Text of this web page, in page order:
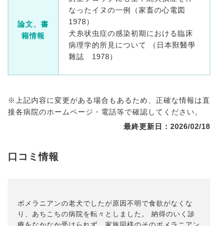
論文、書
籍情報
なったイヌの一例（家畜の心電図
1978）
犬糸状虫症の感染初期における臨床
病理学的所見について （日本獸醫學
雜誌 1978）
※上記内容に変更がある場合もあるため、正確な情報は直
接各病院のホームページ・電話等で確認してください。
最終更新日：2026/02/18
口コミ情報
ポメラニアンの老犬でしたが原因不明で食欲がなくな
り、あちこちの病院を転々としました。 納得のいく診